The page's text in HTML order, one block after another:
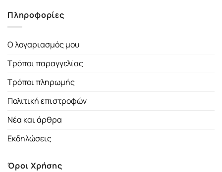
Πληροφορίες
Ο λογαριασμός μου
Τρόποι παραγγελίας
Τρόποι πληρωμής
Πολιτική επιστροφών
Νέα και άρθρα
Εκδηλώσεις
Όροι Χρήσης